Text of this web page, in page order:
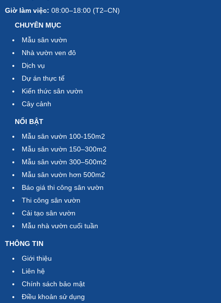
Giờ làm việc: 08:00–18:00 (T2–CN)
CHUYÊN MỤC
Mẫu sân vườn
Nhà vườn ven đô
Dịch vụ
Dự án thực tế
Kiến thức sân vườn
Cây cảnh
NỔI BẬT
Mẫu sân vườn 100-150m2
Mẫu sân vườn 150–300m2
Mẫu sân vườn 300–500m2
Mẫu sân vườn hơn 500m2
Báo giá thi công sân vườn
Thi công sân vườn
Cải tạo sân vườn
Mẫu nhà vườn cuối tuần
THÔNG TIN
Giới thiệu
Liên hệ
Chính sách bảo mật
Điều khoản sử dụng